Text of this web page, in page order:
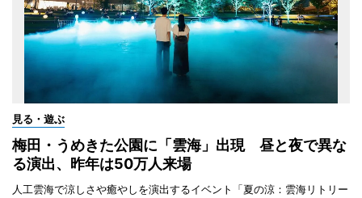
見る・遊ぶ
梅田・うめきた公園に「雲海」出現 昼と夜で異な
る演出、昨年は50万人来場
人工雲海で涼しさや癒やしを演出するイベント「夏の涼：雲海リトリー